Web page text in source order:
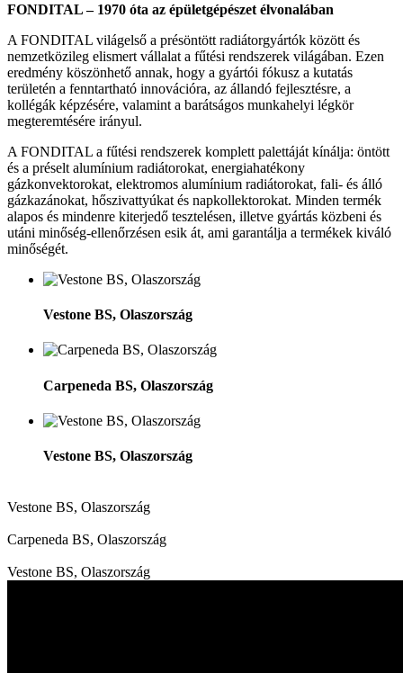
FONDITAL – 1970 óta az épületgépészet élvonalában
A FONDITAL világelső a présöntött radiátorgyártók között és
nemzetközileg elismert vállalat a fűtési rendszerek világában. Ezen
eredmény köszönhető annak, hogy a gyártói fókusz a kutatás
területén a fenntartható innovációra, az állandó fejlesztésre, a
kollégák képzésére, valamint a barátságos munkahelyi légkör
megteremtésére irányul.
A FONDITAL a fűtési rendszerek komplett palettáját kínálja: öntött
és a préselt alumínium radiátorokat, energiahatékony
gázkonvektorokat, elektromos alumínium radiátorokat, fali- és álló
gázkazánokat, hőszivattyúkat és napkollektorokat. Minden termék
alapos és mindenre kiterjedő tesztelésen, illetve gyártás közbeni és
utáni minőség-ellenőrzésen esik át, ami garantálja a termékek kiváló
minőségét.
Vestone BS, Olaszország
Carpeneda BS, Olaszország
Vestone BS, Olaszország
Vestone BS, Olaszország
Carpeneda BS, Olaszország
Vestone BS, Olaszország